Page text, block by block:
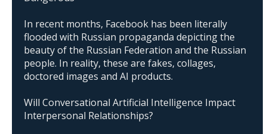
In recent months, Facebook has been literally
flooded with Russian propaganda depicting the
beauty of the Russian Federation and the Russian
people. In reality, these are fakes, collages,
doctored images and AI products.
Will Conversational Artificial Intelligence Impact
Interpersonal Relationships?